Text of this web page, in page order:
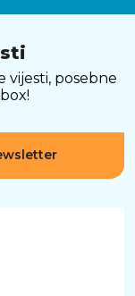
vijesti, posebne